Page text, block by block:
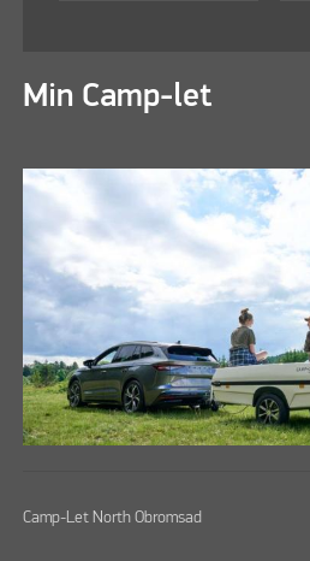
Min Camp-let
Camp-Let North Obromsad